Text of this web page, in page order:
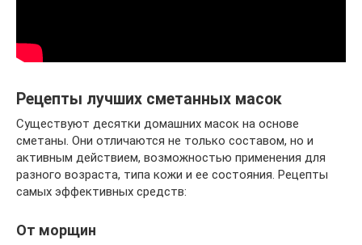
Рецепты лучших сметанных масок
Существуют десятки домашних масок на основе
сметаны. Они отличаются не только составом, но и
активным действием, возможностью применения для
разного возраста, типа кожи и ее состояния. Рецепты
самых эффективных средств:
От морщин